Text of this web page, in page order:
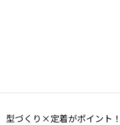
型づくり×定着がポイント